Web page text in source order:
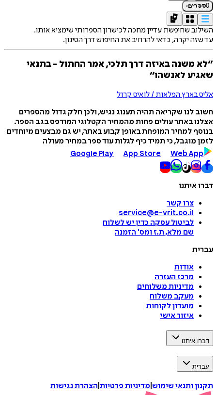
0ספרים›
השילוב שחיפשת עדיין מחכה לכישרון הספרותי שימציא אותו.
עד שזה יקרה, כדאי להרחיב את החיפוש דרך הסינון.
״לא משנה באיזה דרך תלכי, אמר החתול - בתנאי
שאגיע לאנשהו״
אליס בארץ הפלאות / לואיס קרול
חשוב לנו שקריאה תהיה תענוג נגיש, ולכן חלק גדול מהספרים
אצלנו באתר עולים פחות מהמחיר הקטלוגי המודפס בגב הספר.
בנוסף למחיר המופחת באופן קבוע באתר, יש גם מבצעים מיוחדים
לזמן מוגבל, כי תמיד כיף לגלות עוד ספר במחיר מעולה
Google Play
App Store Web App
דברו איתנו
צרו קשר
service@e-vrit.co.il
לביטול עסקה כדין יש לשלוח
שם מלא, ת.ז ומס' הזמנה
עברית
אודות
מרכז העזרה
מדיניות משלוחים
מעקב משלוח
מועדון לקוחות
איזור אישי
דברו איתנו
עברית
תקנון ותנאי שימוש מדיניות פרטיות הצהרת נגישות